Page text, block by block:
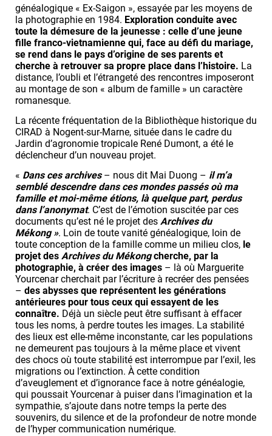
généalogique « Ex-Saigon », essayée par les moyens de
la photographie en 1984. Exploration conduite avec
toute la démesure de la jeunesse : celle d’une jeune
fille franco-vietnamienne qui, face au défi du mariage,
se rend dans le pays d’origine de ses parents et
cherche à retrouver sa propre place dans l’histoire. La
distance, l’oubli et l’étrangeté des rencontres imposeront
au montage de son « album de famille » un caractère
romanesque.
La récente fréquentation de la Bibliothèque historique du
CIRAD à Nogent-sur-Marne, située dans le cadre du
Jardin d’agronomie tropicale René Dumont, a été le
déclencheur d’un nouveau projet.
« Dans ces archives – nous dit Mai Duong – il m’a
semblé descendre dans ces mondes passés où ma
famille et moi-même étions, là quelque part, perdus
dans l’anonymat. C’est de l’émotion suscitée par ces
documents qu’est né le projet des Archives du
Mékong ». Loin de toute vanité généalogique, loin de
toute conception de la famille comme un milieu clos, le
projet des Archives du Mékongcherche, par la
photographie, à créer des images – là où Marguerite
Yourcenar cherchait par l’écriture à recréer des pensées
– des abysses que représentent les générations
antérieures pour tous ceux qui essayent de les
connaître. Déjà un siècle peut être suffisant à effacer
tous les noms, à perdre toutes les images. La stabilité
des lieux est elle-même inconstante, car les populations
ne demeurent pas toujours à la même place et vivent
des chocs où toute stabilité est interrompue par l’exil, les
migrations ou l’extinction. À cette condition
d’aveuglement et d’ignorance face à notre généalogie,
qui poussait Yourcenar à puiser dans l’imagination et la
sympathie, s’ajoute dans notre temps la perte des
souvenirs, du silence et de la profondeur de notre monde
de l’hyper communication numérique.